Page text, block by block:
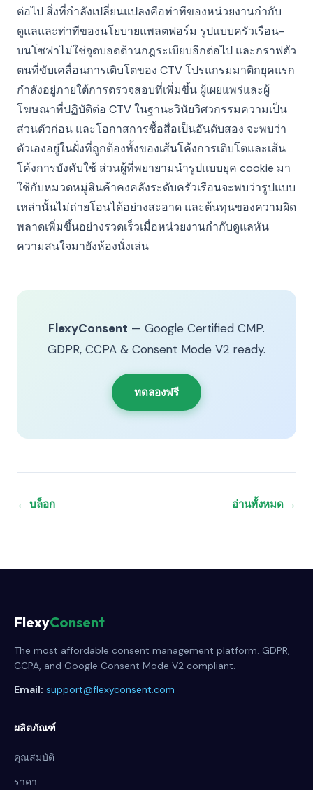
ต่อไป สิ่งที่กำลังเปลี่ยนแปลงคือท่าทีของหน่วยงานกำกับ
ดูแลและท่าทีของนโยบายแพลตฟอร์ม รูปแบบครัวเรือน-
บนโซฟาไม่ใช่จุดบอดด้านกฎระเบียบอีกต่อไป และกราฟตัว
ตนที่ขับเคลื่อนการเติบโตของ CTV โปรแกรมมาติกยุคแรก
กำลังอยู่ภายใต้การตรวจสอบที่เพิ่มขึ้น ผู้เผยแพร่และผู้
โฆษณาที่ปฏิบัติต่อ CTV ในฐานะวินัยวิศวกรรมความเป็น
ส่วนตัวก่อน และโอกาสการซื้อสื่อเป็นอันดับสอง จะพบว่า
ตัวเองอยู่ในฝั่งที่ถูกต้องทั้งของเส้นโค้งการเติบโตและเส้น
โค้งการบังคับใช้ ส่วนผู้ที่พยายามนำรูปแบบยุค cookie มา
ใช้กับหมวดหมู่สินค้าคงคลังระดับครัวเรือนจะพบว่ารูปแบบ
เหล่านั้นไม่ถ่ายโอนได้อย่างสะอาด และต้นทุนของความผิด
พลาดเพิ่มขึ้นอย่างรวดเร็วเมื่อหน่วยงานกำกับดูแลหัน
ความสนใจมายังห้องนั่งเล่น
FlexyConsent — Google Certified CMP.
GDPR, CCPA & Consent Mode V2 ready.
ทดลองฟรี
← บล็อก อ่านทั้งหมด →
FlexyConsent
The most affordable consent management platform. GDPR,
CCPA, and Google Consent Mode V2 compliant.
Email: support@flexyconsent.com
ผลิตภัณฑ์
คุณสมบัติ
ราคา